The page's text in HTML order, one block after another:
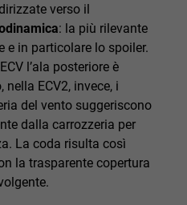
verso il
: la più rilevante
e in particolare lo spoiler.
l’ala posteriore è
ECV2, invece, i
del vento suggeriscono
dalla carrozzeria per
La coda risulta così
la trasparente copertura